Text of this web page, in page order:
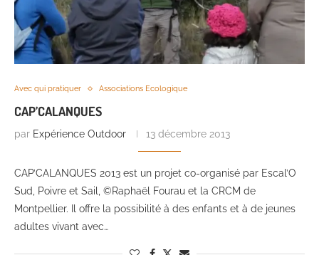
Avec qui pratiquer Associations Ecologique
CAP’CALANQUES
par Expérience Outdoor 13 décembre 2013
CAP’CALANQUES 2013 est un projet co-organisé par Escal’O
Sud, Poivre et Sail, ©Raphaël Fourau et la CRCM de
Montpellier. Il offre la possibilité à des enfants et à de jeunes
adultes vivant avec…